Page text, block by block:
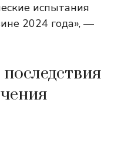
испытания
2024 года», —